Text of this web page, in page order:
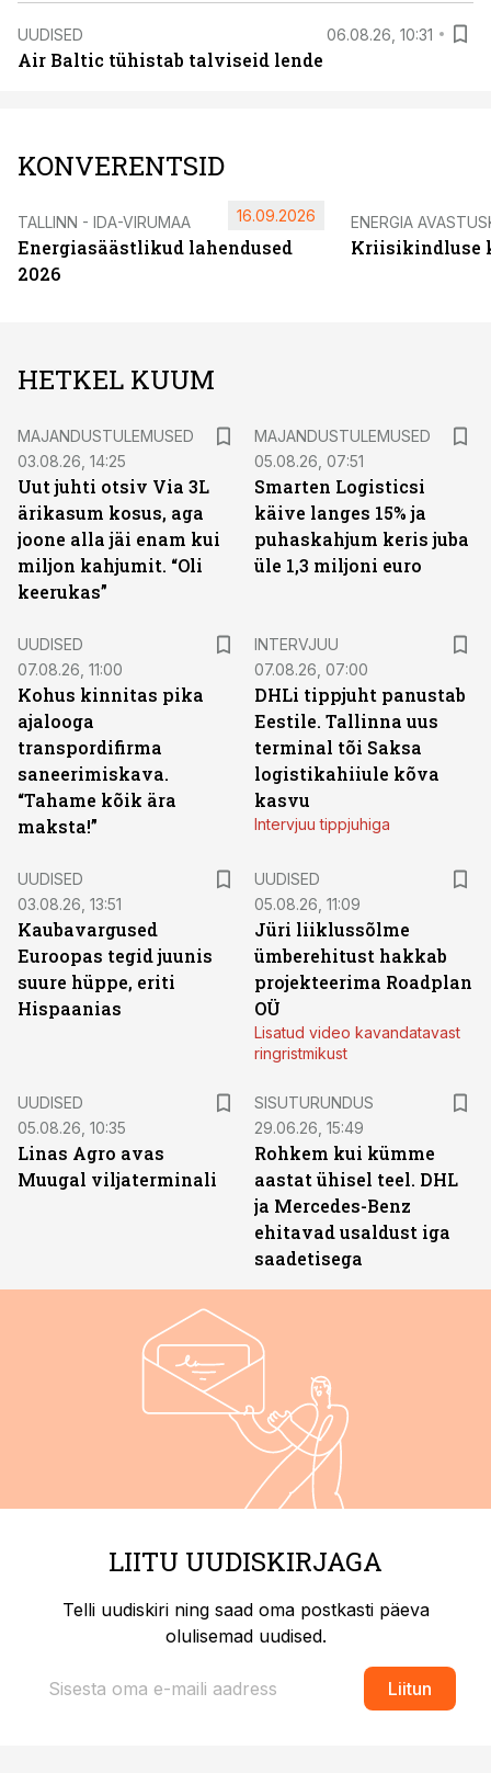
UUDISED 06.08.26, 10:31
Air Baltic tühistab talviseid lende
KONVERENTSID
TALLINN - IDA-VIRUMAA
Energiasäästlikud lahendused
2026
16.09.2026 ENERGIA
Kriisikindluse
HETKEL KUUM
MAJANDUSTULEMUSED
03.08.26, 14:25
Uut juhti otsiv Via 3L
ärikasum kosus, aga
joone alla jäi enam kui
miljon kahjumit. “Oli
keerukas”
MAJANDUSTULEMUSED
05.08.26, 07:51
Smarten Logisticsi
käive langes 15% ja
puhaskahjum keris juba
üle 1,3 miljoni euro
UUDISED
07.08.26, 11:00
Kohus kinnitas pika
ajalooga
transpordifirma
saneerimiskava.
“Tahame kõik ära
maksta!”
INTERVJUU
07.08.26, 07:00
DHLi tippjuht panustab
Eestile. Tallinna uus
terminal tõi Saksa
logistikahiiule kõva
kasvu
Intervjuu tippjuhiga
UUDISED
03.08.26, 13:51
Kaubavargused
Euroopas tegid juunis
suure hüppe, eriti
Hispaanias
UUDISED
05.08.26, 11:09
Jüri liiklussõlme
ümberehitust hakkab
projekteerima Roadplan
OÜ
Lisatud video kavandatavast
ringristmikust
UUDISED
05.08.26, 10:35
Linas Agro avas
Muugal viljaterminali
SISUTURUNDUS
29.06.26, 15:49
Rohkem kui kümme
aastat ühisel teel. DHL
ja Mercedes-Benz
ehitavad usaldust iga
saadetisega
LIITU UUDISKIRJAGA
Telli uudiskiri ning saad oma postkasti päeva
olulisemad uudised.
Liitun